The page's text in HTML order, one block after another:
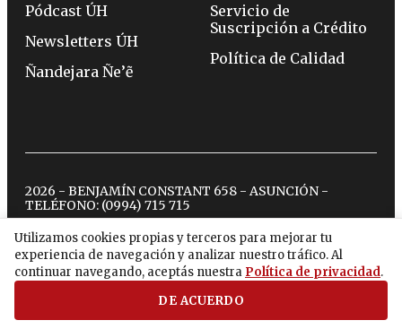
Utilizamos cookies propias y terceros para mejorar tu
experiencia de navegación y analizar nuestro tráfico. Al
continuar navegando, aceptás nuestra Política de privacidad.
DE ACUERDO
Pódcast ÚH
Newsletters ÚH
Ñandejara Ñe’ẽ
Servicio de
Suscripción a Crédito
Política de Calidad
2026 - BENJAMÍN CONSTANT 658 - ASUNCIÓN -
TELÉFONO: (0994) 715 715
twitterinstagram
facebook
tiktokyoutubespotify